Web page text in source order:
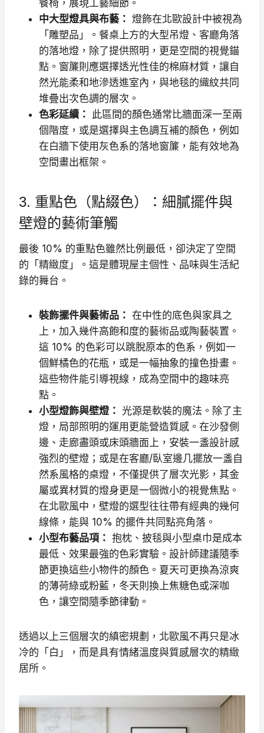
餐椅，展現工藝細節。
中大型燈具與布藝： 燈飾在北歐設計中被視為
「雕塑品」。餐桌上方的大型吊燈、客廳角落
的落地燈，除了提供照明，更是空間的視覺錨
點。窗簾則應選擇透光性佳的棉麻材質，讓自
然光能柔和地滲透進室內，與地毯的織紋共同
堆疊出次色調的層次。
色彩延續：
此區間的顏色通常比牆面深一至兩
個階度，或是選擇與主色調互補的顏色，例如
在白牆下使用灰色系的落地窗簾，能有效地為
空間畫出框架。
3. 重點色（點綴色）：細膩擺件與
壁燈的藝術筆觸
最後 10% 的重點色雖然比例最低，卻決定了空間
的「精緻度」。這是體現屋主個性、品味與生活紀
錄的舞台。
裝飾擺件與藝術品： 在中性的底色與家具之
上，加入幾件高飽和度的藝術品或陶藝裝置。
這 10% 的色彩可以跳脫原本的色系，例如一
個鮮橘色的花瓶，或是一幅抽象的撞色掛畫。
這些物件能引導視線，成為空間中的趣味亮
點。
小型燈飾與壁燈： 光源是軟裝的魔法。除了主
燈，局部照明的運用更能營造質感。在沙發側
邊、走廊盡頭或床頭牆面上，安裝一盞設計感
強烈的壁燈；或是在客廳/臥室邊几擺放一盞自
然系風格的桌燈，不僅提供了層次光影，其金
屬或異材質的燈身更是一個微小的視覺焦點。
在北歐風中，壁燈的選型往往帶有經典的幾何
線條，能與 10% 的擺件共同點亮角落。
小型布藝品項： 抱枕、披毯與小型桌巾是成本
最低、效果最強的色彩實驗。設計師建議隨季
節更換這些小物件的顏色。夏天可更換為涼爽
的薄荷綠或粉藍，冬天則換上焦糖色或深咖
色，讓空間隨季節律動。
透過以上三個層次的縝密規劃，北歐風不再只是冰
冷的「白」，而是具有情緒溫度與質感層次的精緻
居所。